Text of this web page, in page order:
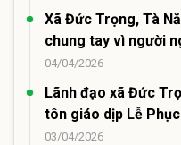
Xã Đức Trọng, Tà
chung tay vì người
04/04/2026
Lãnh đạo xã Đức
tôn giáo dịp Lễ
03/04/2026